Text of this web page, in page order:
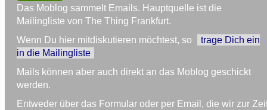
Das Moblog sammelt Emails. Hauptquelle ist die
Mailingliste von The Thing Frankfurt.
Wenn Du hier mitdiskutieren möchtest, so
trage Dich ein
in die Mailingliste
Mails können aber auch direkt an das Moblog geschickt
werden.
Entweder über das Formular oder per Email, die wir zur